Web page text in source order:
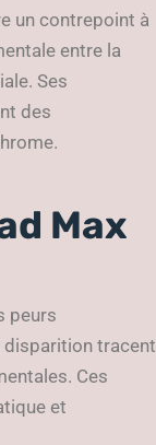
un contrepoint à
entre la
Ses
des
Max
peurs
disparition tracent
Ces
et